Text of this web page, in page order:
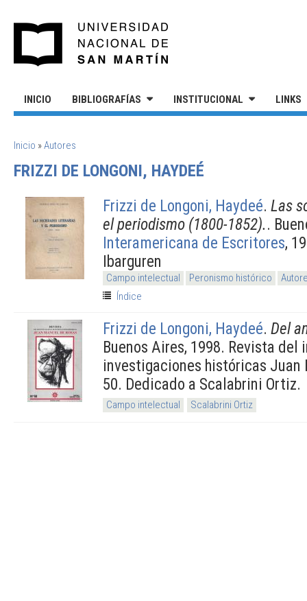
INICIO BIBLIOGRAFÍAS INSTITUCIONAL LINKS
SE ENCUENTRA USTED AQUÍ
Inicio »Autores
FRIZZI DE LONGONI, HAYDEÉ
Frizzi de Longoni, Haydeé. Las
el periodismo (1800-1852)..
Interamericana de Escritores,
Ibarguren
Campo intelectual Peronismo histórico
Índice
Frizzi de Longoni, Haydeé. Del
Buenos Aires, 1998. Revista
investigaciones históricas Juan
50. Dedicado a Scalabrini Ortiz.
Campo intelectual Scalabrini Ortiz